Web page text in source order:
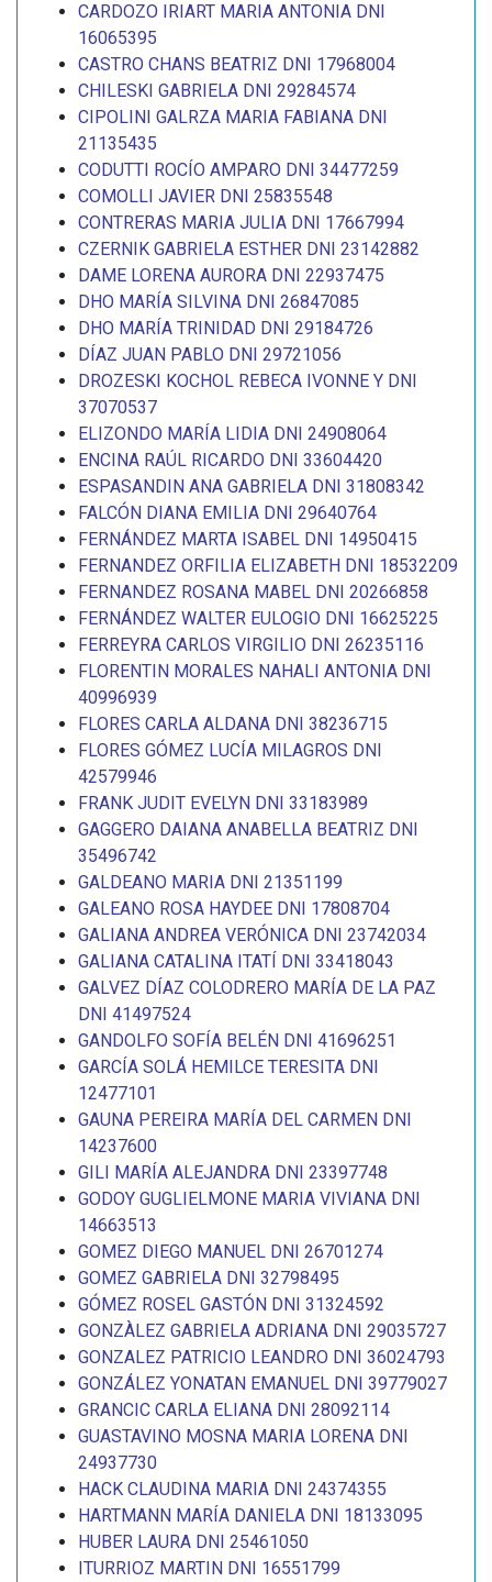
CARDOZO IRIART MARIA ANTONIA DNI
16065395
CASTRO CHANS BEATRIZ DNI 17968004
CHILESKI GABRIELA DNI 29284574
CIPOLINI GALRZA MARIA FABIANA DNI
21135435
CODUTTI ROCÍO AMPARO DNI 34477259
COMOLLI JAVIER DNI 25835548
CONTRERAS MARIA JULIA DNI 17667994
CZERNIK GABRIELA ESTHER DNI 23142882
DAME LORENA AURORA DNI 22937475
DHO MARÍA SILVINA DNI 26847085
DHO MARÍA TRINIDAD DNI 29184726
DÍAZ JUAN PABLO DNI 29721056
DROZESKI KOCHOL REBECA IVONNE Y DNI
37070537
ELIZONDO MARÍA LIDIA DNI 24908064
ENCINA RAÚL RICARDO DNI 33604420
ESPASANDIN ANA GABRIELA DNI 31808342
FALCÓN DIANA EMILIA DNI 29640764
FERNÁNDEZ MARTA ISABEL DNI 14950415
FERNANDEZ ORFILIA ELIZABETH DNI 18532209
FERNANDEZ ROSANA MABEL DNI 20266858
FERNÁNDEZ WALTER EULOGIO DNI 16625225
FERREYRA CARLOS VIRGILIO DNI 26235116
FLORENTIN MORALES NAHALI ANTONIA DNI
40996939
FLORES CARLA ALDANA DNI 38236715
FLORES GÓMEZ LUCÍA MILAGROS DNI
42579946
FRANK JUDIT EVELYN DNI 33183989
GAGGERO DAIANA ANABELLA BEATRIZ DNI
35496742
GALDEANO MARIA DNI 21351199
GALEANO ROSA HAYDEE DNI 17808704
GALIANA ANDREA VERÓNICA DNI 23742034
GALIANA CATALINA ITATÍ DNI 33418043
GALVEZ DÍAZ COLODRERO MARÍA DE LA PAZ
DNI 41497524
GANDOLFO SOFÍA BELÉN DNI 41696251
GARCÍA SOLÁ HEMILCE TERESITA DNI
12477101
GAUNA PEREIRA MARÍA DEL CARMEN DNI
14237600
GILI MARÍA ALEJANDRA DNI 23397748
GODOY GUGLIELMONE MARIA VIVIANA DNI
14663513
GOMEZ DIEGO MANUEL DNI 26701274
GOMEZ GABRIELA DNI 32798495
GÓMEZ ROSEL GASTÓN DNI 31324592
GONZÀLEZ GABRIELA ADRIANA DNI 29035727
GONZALEZ PATRICIO LEANDRO DNI 36024793
GONZÁLEZ YONATAN EMANUEL DNI 39779027
GRANCIC CARLA ELIANA DNI 28092114
GUASTAVINO MOSNA MARIA LORENA DNI
24937730
HACK CLAUDINA MARIA DNI 24374355
HARTMANN MARÍA DANIELA DNI 18133095
HUBER LAURA DNI 25461050
ITURRIOZ MARTIN DNI 16551799